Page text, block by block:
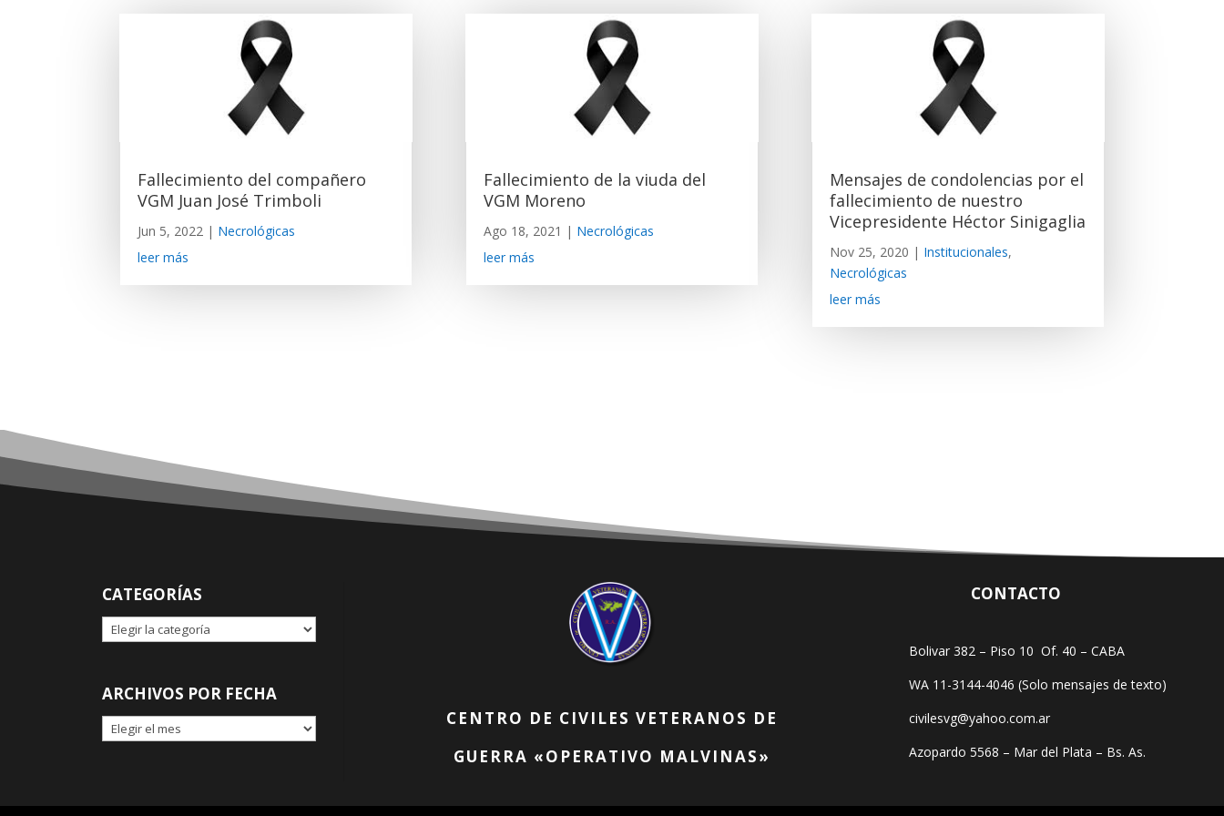
Fallecimiento del compañero
VGM Juan José Trimboli
Jun 5, 2022 | Necrológicas
leer más
Fallecimiento de la viuda del
VGM Moreno
Ago 18, 2021 | Necrológicas
leer más
Mensajes de condolencias por el
fallecimiento de nuestro
Vicepresidente Héctor Sinigaglia
Nov 25, 2020 | Institucionales,
Necrológicas
leer más
CATEGORÍAS
CATEGORÍAS
ARCHIVOS POR FECHA
ARCHIVOS
POR
CENTRO DE CIVILES VETERANOS DE
GUERRA «OPERATIVO MALVINAS»
CONTACTO
Bolivar 382 – Piso 10 Of. 40 – CABA
WA 11-3144-4046 (Solo mensajes de texto)
civilesvg@yahoo.com.ar
Azopardo 5568 – Mar del Plata – Bs. As.